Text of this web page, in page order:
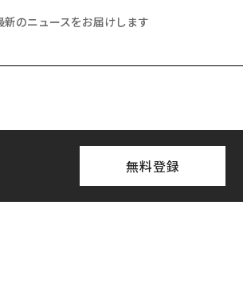
のニュースをお届けします
無料登録